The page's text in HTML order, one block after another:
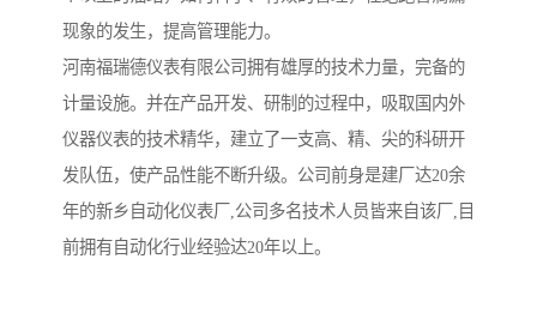
现象的发生，提高管理能力。
河南福瑞德仪表有限公司拥有雄厚的技术力量，完备的
计量设施。并在产品开发、研制的过程中，吸取国内外
仪器仪表的技术精华，建立了一支高、精、尖的科研开
发队伍，使产品性能不断升级。公司前身是建厂达20余
年的新乡自动化仪表厂,公司多名技术人员皆来自该厂,目
前拥有自动化行业经验达20年以上。